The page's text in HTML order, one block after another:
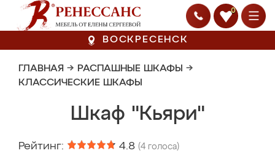
0
ВОСКРЕСЕНСК
ГЛАВНАЯ → РАСПАШНЫЕ ШКАФЫ →
КЛАССИЧЕСКИЕ ШКАФЫ
Шкаф "Кьяри"
Рейтинг: 4.8 (4 голоса)